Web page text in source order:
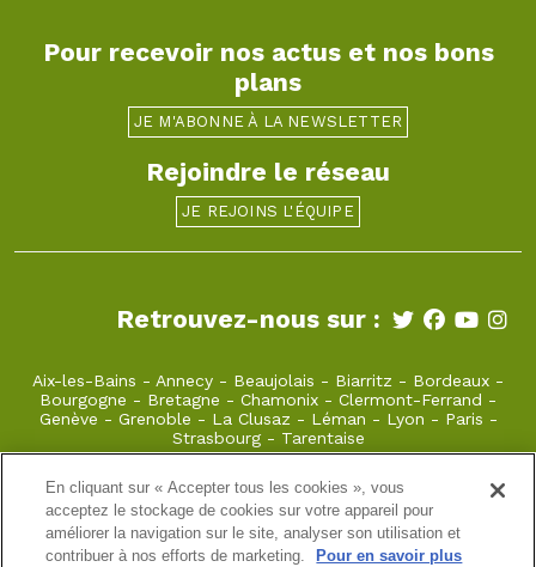
Pour recevoir nos actus et nos bons
plans
JE M'ABONNE À LA NEWSLETTER
Rejoindre le réseau
JE REJOINS L'ÉQUIPE
Retrouvez-nous sur :
Aix-les-Bains - Annecy - Beaujolais - Biarritz - Bordeaux -
Bourgogne - Bretagne - Chamonix - Clermont-Ferrand -
Genève - Grenoble - La Clusaz - Léman - Lyon - Paris -
Strasbourg- Tarentaise
anouchka@takamaka.fr
04 79 55 39 52
En cliquant sur « Accepter tous les cookies », vous
acceptez le stockage de cookies sur votre appareil pour
améliorer la navigation sur le site, analyser son utilisation et
contribuer à nos efforts de marketing.
Pour en savoir plus